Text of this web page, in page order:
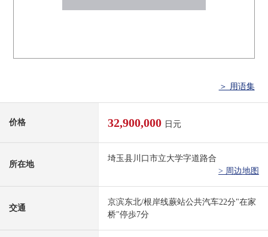
＞ 用语集
价格 32,900,000 日元
所在地
埼玉县川口市立大学字道路合
> 周边地图
交通
京滨东北/根岸线蕨站公共汽车22分"在家
桥"停歩7分